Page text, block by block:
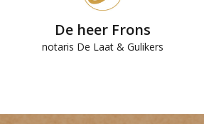
De heer Frons
notaris De Laat & Gulikers